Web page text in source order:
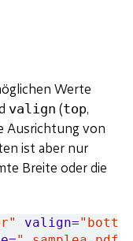
Werte
valign (top,
Ausrichtung von
ist aber nur
Breite oder die
valign=